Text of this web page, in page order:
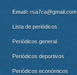
Email: rsa7ca@gmail.com
Lista de periódicos
Periódicos general
Periódicos deportivos
Periódicos económicos